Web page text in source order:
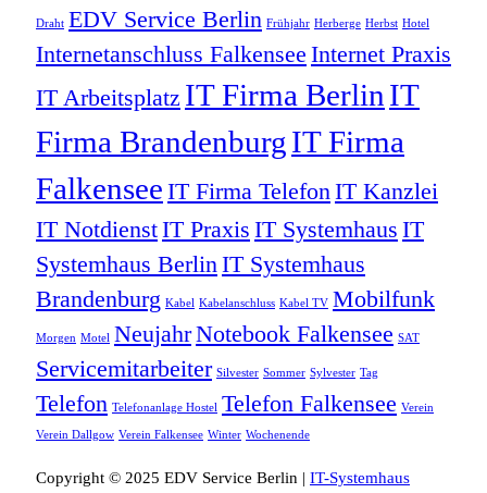
Draht EDV Service Berlin Frühjahr Herberge Herbst Hotel
Internetanschluss Falkensee Internet Praxis
IT Arbeitsplatz IT Firma Berlin IT
Firma BrandenburgIT Firma
Falkensee IT Firma TelefonIT Kanzlei
IT NotdienstIT Praxis IT Systemhaus IT
Systemhaus BerlinIT Systemhaus
Brandenburg Kabel Kabelanschluss Kabel TV Mobilfunk
Morgen Motel NeujahrNotebook Falkensee SAT
Servicemitarbeiter Silvester Sommer Sylvester Tag
Telefon Telefonanlage Hostel Telefon Falkensee Verein
Verein Dallgow Verein Falkensee Winter Wochenende
Copyright © 2025 EDV Service Berlin | IT-Systemhaus